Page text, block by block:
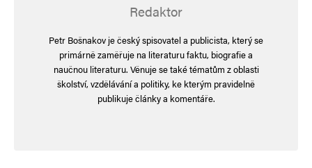
Redaktor
Petr Bošnakov je český spisovatel a publicista, který se
primárně zaměřuje na literaturu faktu, biografie a
naučnou literaturu. Věnuje se také tématům z oblasti
školství, vzdělávání a politiky, ke kterým pravidelně
publikuje články a komentáře.